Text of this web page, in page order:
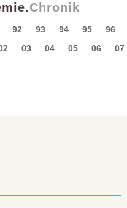
92 93 94 95
96
03 04 05 06
07